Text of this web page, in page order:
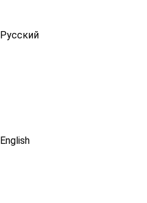
Русский
English